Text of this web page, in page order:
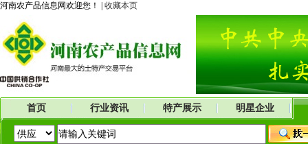
河南农产品信息网欢迎您！ | 收藏本页
首页 行业资讯 特产展示 明星企业